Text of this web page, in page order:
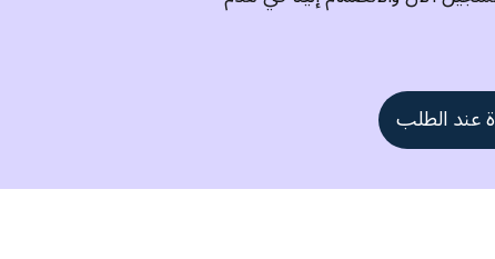
عند الطلب